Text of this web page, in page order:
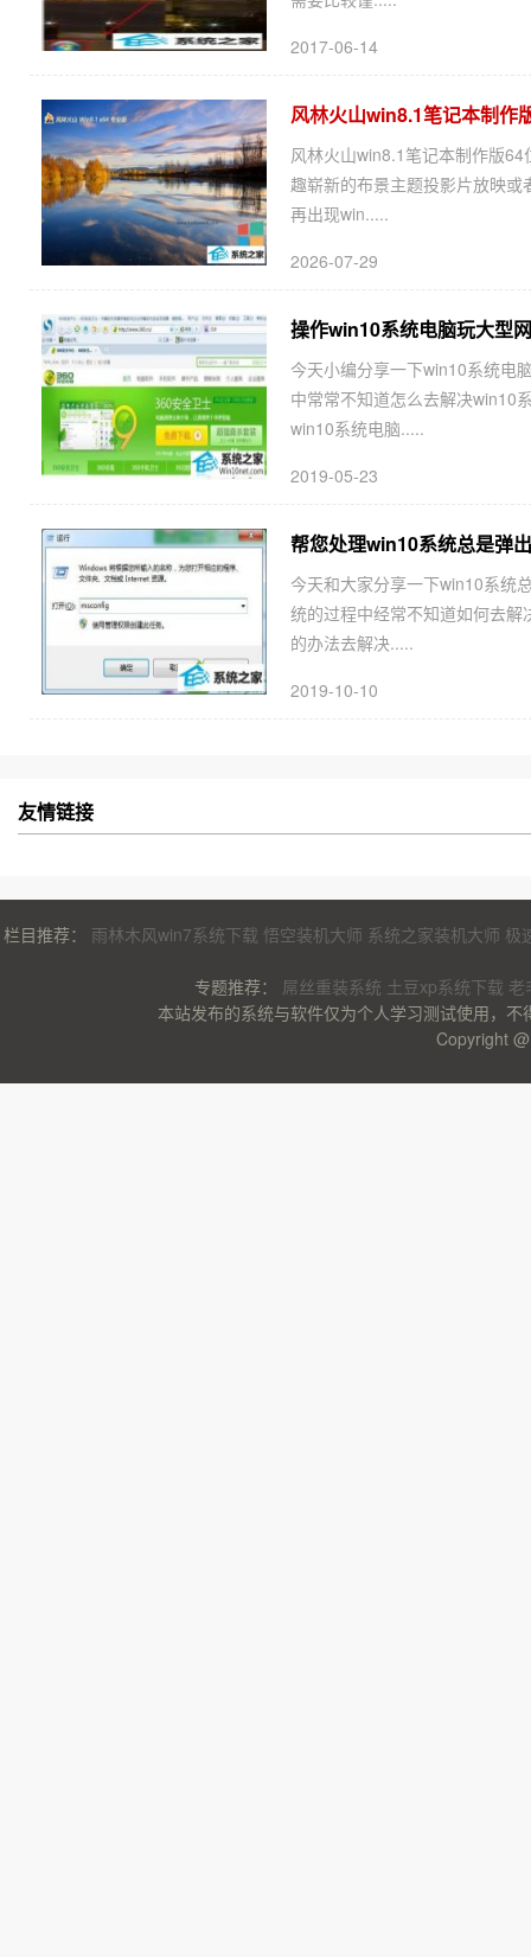
2017-06-14
风林火山win8.1笔记本制作
风林火山win8.1笔记本制作版
趣崭新的布景主题投影片放映
再出现win.....
2026-07-29
操作win10系统电脑玩大型
今天小编分享一下win10系统电
中常常不知道怎么去解决win10
win10系统电脑.....
2019-05-23
帮您处理win10系统总是弹
今天和大家分享一下win10系统
统的过程中经常不知道如何去
的办法去解决.....
2019-10-10
友情链接
栏目推荐： 雨林木风win7系统下载 悟空装机大师 系统之家装机大师 极
专题推荐： 屌丝重装系统 土豆xp系统下载 老
本站发布的系统与软件仅为个人学习测试使用，
Copyright